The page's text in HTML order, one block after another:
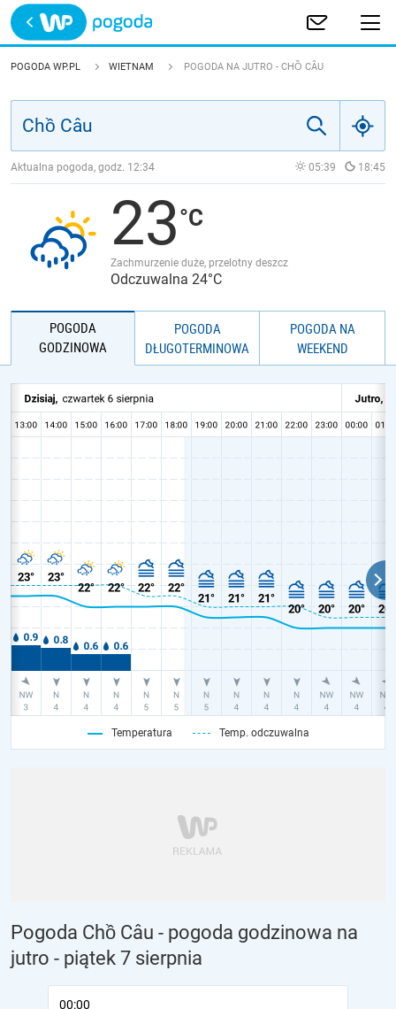
Trwa ładowanie
POLSKA
JAKOŚĆ POWIETRZA
POGODA WP.PL WIETNAM POGODA NA JUTRO - CHỒ CÂU
Aktualna pogoda, godz. 12:34 05:39 18:45
23
Zachmurzenie duże, przelotny deszcz
Odczuwalna 24°C
POGODA
GODZINOWA
POGODA
DŁUGOTERMINOWA
POGODA NA
WEEKEND
Temperatura Temp. odczuwalna
Pogoda Chồ Câu - pogoda godzinowa na
jutro - piątek 7 sierpnia
00:00